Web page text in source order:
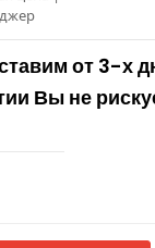
от 3-х
Вы не